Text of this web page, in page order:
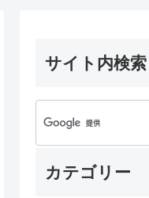
サイト内検
カテゴリー